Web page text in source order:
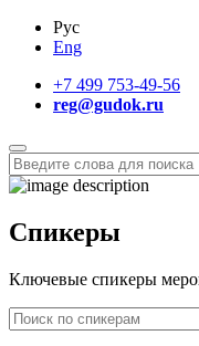
Рус
Eng
+7 499 753-49-56
reg@gudok.ru
Спикеры
Ключевые спикеры